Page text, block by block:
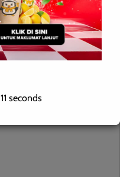
Required fields are
10 seconds